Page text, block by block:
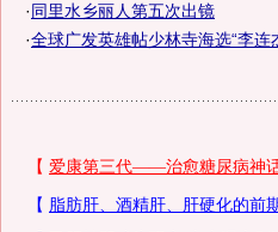
·同里水乡丽人第五次出镜
·全球广发英雄帖少林寺海选“李连